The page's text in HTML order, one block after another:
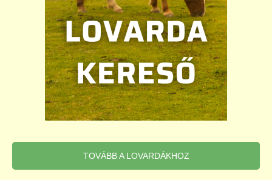
TOVÁBB A LOVARDÁKHOZ